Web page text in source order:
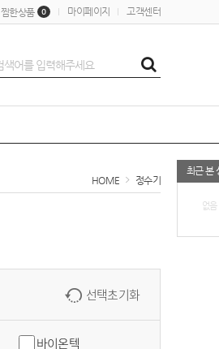
찜한상품 0 마이페이지 고객센터
최근 본
없음
HOME 정수기
선택초기화
바이온텍